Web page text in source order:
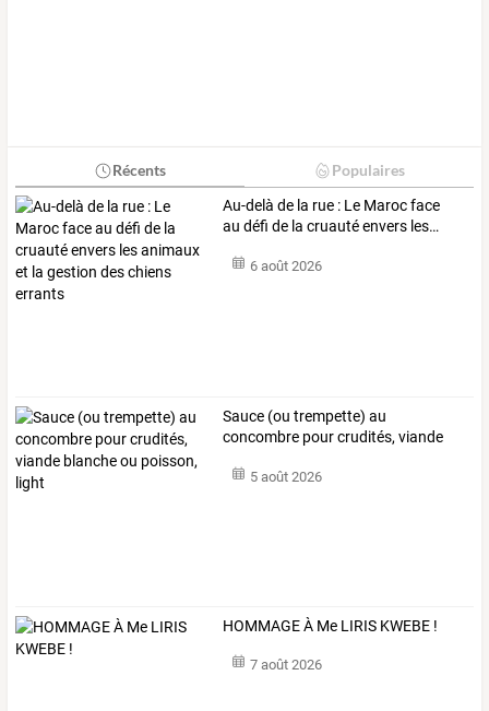
Récents Populaires
Au-delà de la rue : Le Marocface
au défi de la cruautéenvers les…
6 août 2026
Sauce (ou trempette) au
concombre pourcrudités, viande
5 août 2026
HOMMAGE À Me LIRIS KWEBE !
7 août 2026